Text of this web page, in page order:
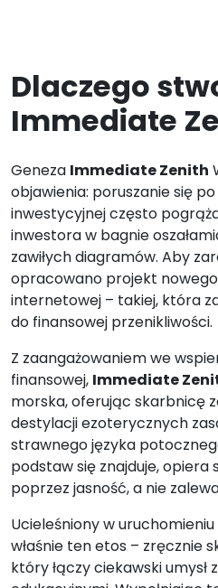
Dlaczego
Immediate
Geneza Immediate Zenith
objawienia: poruszanie się
inwestycyjnej często
inwestora w bagnie
zawiłych diagramów. Aby
opracowano projekt
internetowej – takiej, która
do finansowej przenikliwości.
Z zaangażowaniem we
finansowej, Immediate
morska, oferując skarbnicę
destylacji ezoterycznych
strawnego języka
podstaw się znajduje, opiera
poprzez jasność, a nie
Ucieleśniony w uruchomieniu
właśnie ten etos – zręcznie
który łączy ciekawski